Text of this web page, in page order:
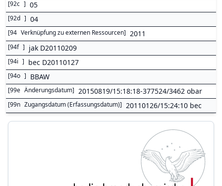
[92c ] 05
[92d ] 04
[94 Verknüpfung zu externen Ressourcen] 2011
[94f ] jak D20110209
[94i ] bec D20110127
[94o ] BBAW
[99e Änderungsdatum] 20150819/15:18:18-377524/3462 obar
[99n Zugangsdatum (Erfassungsdatum)] 20110126/15:24:10 bec